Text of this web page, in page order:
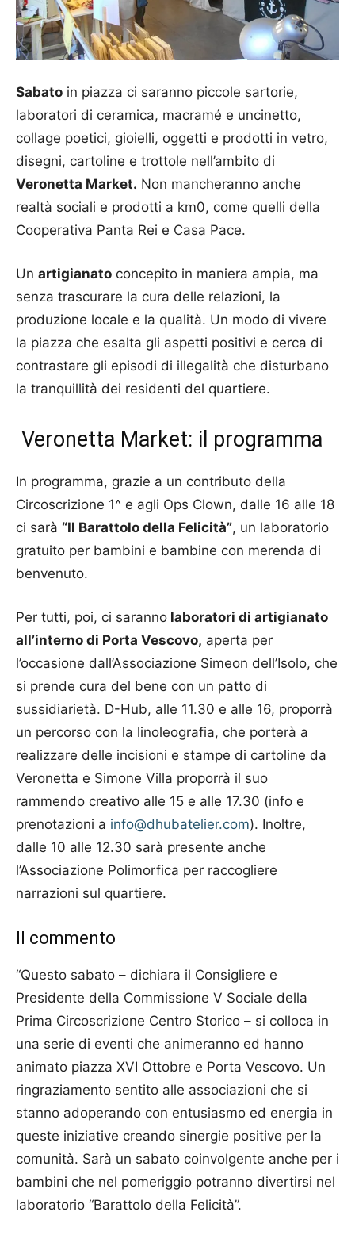
Sabato in piazza ci saranno piccole sartorie,
laboratori di ceramica, macramé e uncinetto,
collage poetici, gioielli, oggetti e prodotti in vetro,
disegni, cartoline e trottole nell’ambito di
Veronetta Market. Non mancheranno anche
realtà sociali e prodotti a km0, come quelli della
Cooperativa Panta Rei e Casa Pace.
Un artigianato concepito in maniera ampia, ma
senza trascurare la cura delle relazioni, la
produzione locale e la qualità. Un modo di vivere
la piazza che esalta gli aspetti positivi e cerca di
contrastare gli episodi di illegalità che disturbano
la tranquillità dei residenti del quartiere.
Veronetta Market: il programma
In programma, grazie a un contributo della
Circoscrizione 1^ e agli Ops Clown, dalle 16 alle 18
ci sarà “Il Barattolo della Felicità”, un laboratorio
gratuito per bambini e bambine con merenda di
benvenuto.
Per tutti, poi, ci saranno laboratori di artigianato
all’interno di Porta Vescovo, aperta per
l’occasione dall’Associazione Simeon dell’Isolo, che
si prende cura del bene con un patto di
sussidiarietà. D-Hub, alle 11.30 e alle 16, proporrà
un percorso con la linoleografia, che porterà a
realizzare delle incisioni e stampe di cartoline da
Veronetta e Simone Villa proporrà il suo
rammendo creativo alle 15 e alle 17.30 (info e
prenotazioni a info@dhubatelier.com). Inoltre,
dalle 10 alle 12.30 sarà presente anche
l’Associazione Polimorfica per raccogliere
narrazioni sul quartiere.
Il commento
“Questo sabato – dichiara il Consigliere e
Presidente della Commissione V Sociale della
Prima Circoscrizione Centro Storico – si colloca in
una serie di eventi che animeranno ed hanno
animato piazza XVI Ottobre e Porta Vescovo. Un
ringraziamento sentito alle associazioni che si
stanno adoperando con entusiasmo ed energia in
queste iniziative creando sinergie positive per la
comunità. Sarà un sabato coinvolgente anche per i
bambini che nel pomeriggio potranno divertirsi nel
laboratorio “Barattolo della Felicità”.